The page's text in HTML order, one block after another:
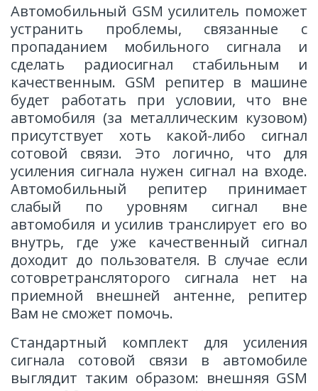
Автомобильный GSM усилитель поможет
устранить проблемы, связанные с
пропаданием мобильного сигнала и
сделать радиосигнал стабильным и
качественным. GSM репитер в машине
будет работать при условии, что вне
автомобиля (за металлическим кузовом)
присутствует хоть какой-либо сигнал
сотовой связи. Это логично, что для
усиления сигнала нужен сигнал на входе.
Автомобильный репитер принимает
слабый по уровням сигнал вне
автомобиля и усилив транслирует его во
внутрь, где уже качественный сигнал
доходит до пользователя. В случае если
сотовретрансляторого сигнала нет на
приемной внешней антенне, репитер
Вам не сможет помочь.
Стандартный комплект для усиления
сигнала сотовой связи в автомобиле
выглядит таким образом: внешняя GSM